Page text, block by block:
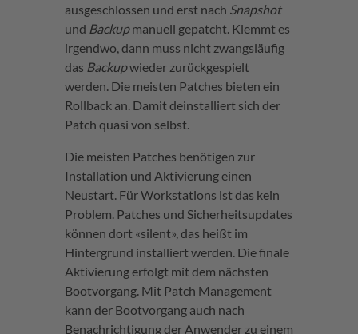
ausgeschlossen und erst nach Snapshot
und Backupmanuell gepatcht. Klemmt es
irgendwo, dann muss nicht zwangsläufig
das Backupwieder zurückgespielt
werden. Die meisten Patches bieten ein
Rollback an. Damit deinstalliert sich der
Patch quasi von selbst.
Die meisten Patches benötigen zur
Installation und Aktivierung einen
Neustart. Für Workstations ist das kein
Problem. Patches und Sicherheitsupdates
können dort «silent», das heißt im
Hintergrund installiert werden. Die finale
Aktivierung erfolgt mit dem nächsten
Bootvorgang. Mit Patch Management
kann der Bootvorgang auch nach
Benachrichtigung der Anwender zu einem